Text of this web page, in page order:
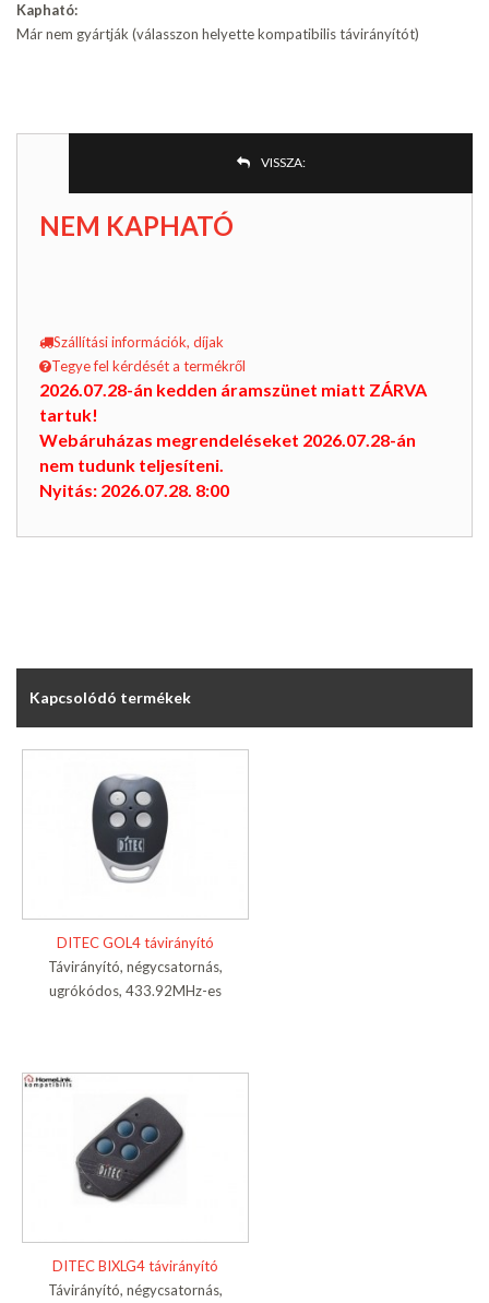
Kapható:
Már nem gyártják (válasszon helyette kompatibilis távirányítót)
VISSZA:
NEM KAPHATÓ
Szállítási információk, díjak
Tegye fel kérdését a termékről
2026.07.28-án kedden áramszünet miatt ZÁRVA
tartuk!
Webáruházas megrendeléseket 2026.07.28-án
nem tudunk teljesíteni.
Nyitás: 2026.07.28. 8:00
Kapcsolódó termékek
DITEC GOL4 távirányító
Távirányító, négycsatornás,
ugrókódos, 433.92MHz-es
DITEC BIXLG4 távirányító
Távirányító, négycsatornás,